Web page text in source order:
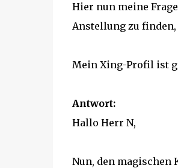
Hier nun meine
Anstellung zu
Mein Xing-Profil ist
Antwort:
Hallo Herr N,
Nun, den magischen